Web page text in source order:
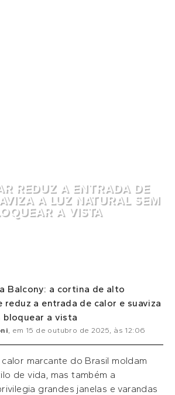
REDUZ A ENTRADA DE
A LUZ NATURAL SEM
A VISTA
Balcony: a cortina de alto
reduz a entrada de calor e suaviza
bloquear a vista
, em 15 de outubro de 2025, às 12:06
marcante do Brasil moldam
de vida, mas também a
grandes janelas e varandas